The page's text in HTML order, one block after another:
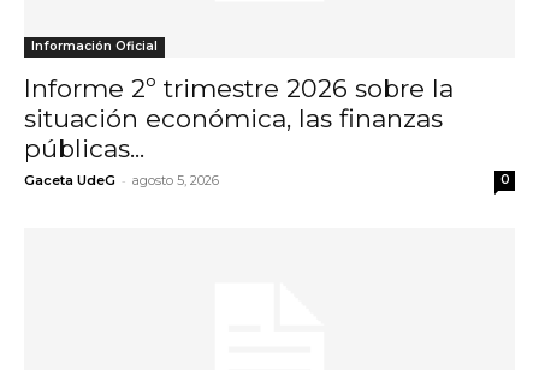
Información Oficial
Informe 2º trimestre 2026 sobre la
situación económica, las finanzas
públicas...
Gaceta UdeG - agosto 5, 2026 0